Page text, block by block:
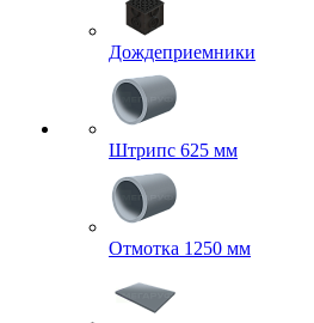
Дождеприемники
Штрипс 625 мм
Отмотка 1250 мм